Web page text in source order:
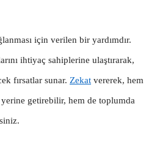
için verilen bir yardımdır.
ihtiyaç sahiplerine ulaştırarak,
fırsatlar sunar. Zekat vererek, hem
yerine getirebilir, hem de toplumda